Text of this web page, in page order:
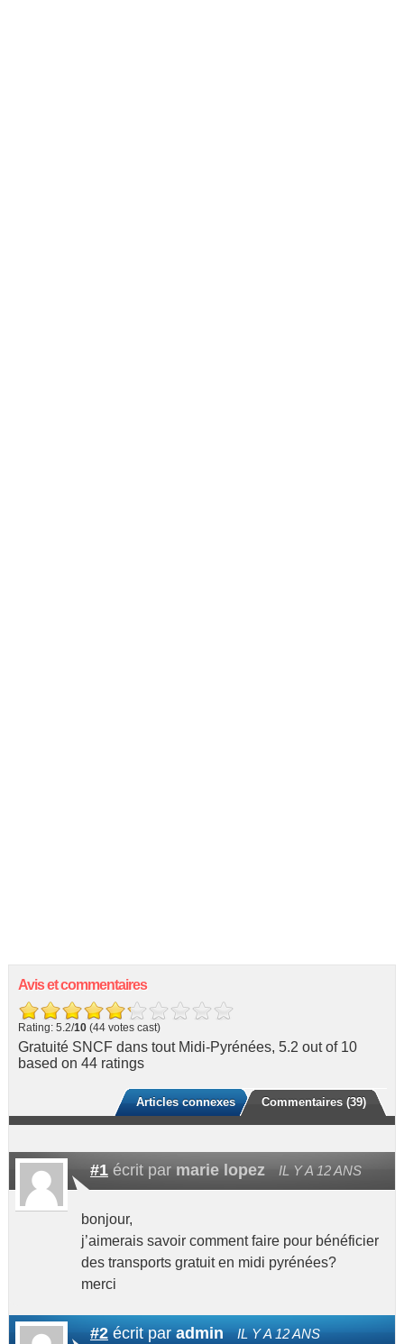
Avis et commentaires
Rating: 5.2/10(44 votes cast)
Gratuité SNCF dans tout Midi-Pyrénées, 5.2 out of 10
based on 44ratings
Commentaires (39)
Articles connexes
#1écrit par marie lopez IL Y A 12 ANS
bonjour,
j’aimerais savoir comment faire pour bénéficier
des transports gratuit en midi pyrénées?
merci
#2écrit paradmin IL Y A 12 ANS